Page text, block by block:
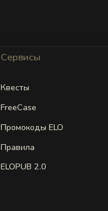
Сервисы
Квесты
FreeCase
Промокоды ELO
Правила
ELOPUB 2.0